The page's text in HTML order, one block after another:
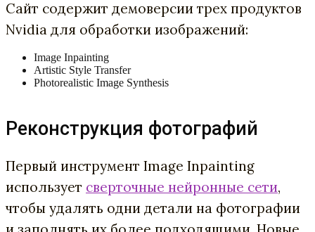
Сайт содержит демоверсии трех продуктов
Nvidia для обработки изображений:
Image Inpainting
Artistic Style Transfer
Photorealistic Image Synthesis
Реконструкция фотографий
Первый инструмент Image Inpainting
использует сверточные нейронные сети,
чтобы удалять одни детали на фотографии